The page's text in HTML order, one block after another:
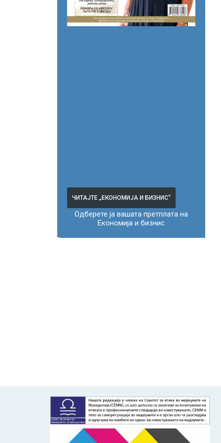
ЧИТАЈТЕ „ЕКОНОМИЈА И БИЗНИС“
Одберете ја вашата претплата на
Економија и бизнис